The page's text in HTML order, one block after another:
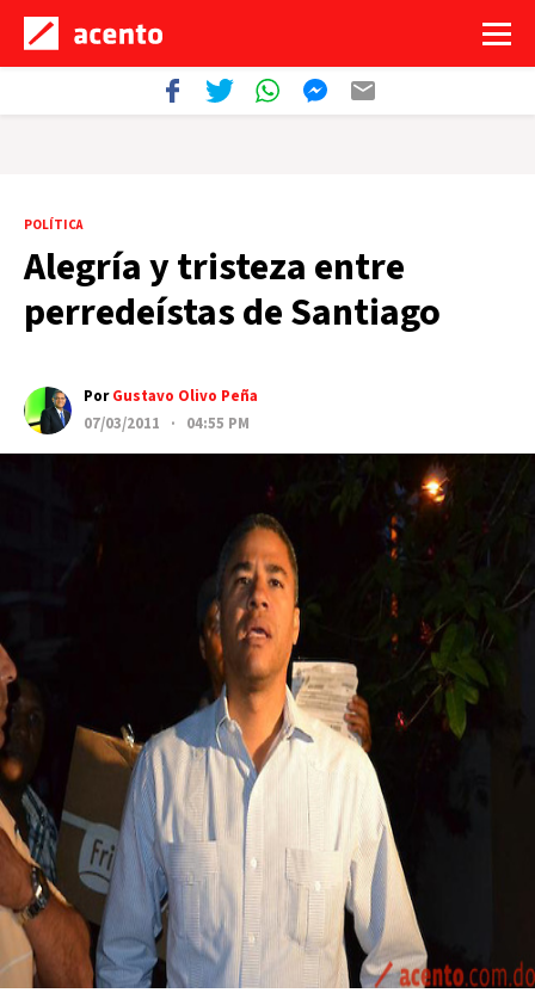
POLÍTICA
Alegría y tristeza entre
perredeístas de Santiago
PorGustavo Olivo Peña
07/03/2011 · 04:55 PM